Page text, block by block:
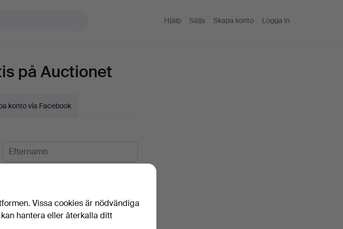
Hjälp Sälja Skapa konto Logga in
på Auctionet
konto via Facebook
Vissa cookies är nödvändiga
hantera eller återkalla ditt